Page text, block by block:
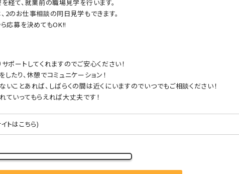
経て、就業前の職場見学を行います。
2のお仕事相談の同日見学もできます。
応募を決めてもOK!!
ポートしてくれますのでご安心ください！
たり、休憩でコミュニケーション！
いことあれば、しばらくの間は近くにいますのでいつでもご相談ください！
ていってもらえれば大丈夫です！
トはこちら)